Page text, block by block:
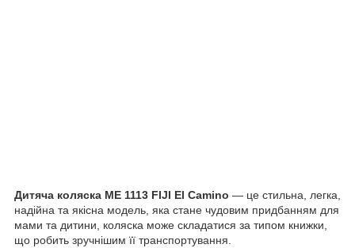
Дитяча коляска ME 1113 FIJI El Camino — це стильна, легка,
надійна та якісна модель, яка стане чудовим придбанням для
мами та дитини, коляска може складатися за типом книжки,
що робить зручнішим її транспортування.